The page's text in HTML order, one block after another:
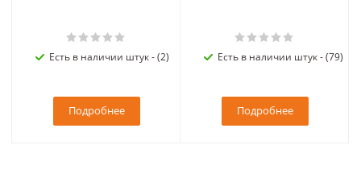
Есть в наличии штук - (2)
Подробнее
Есть в наличии штук - (79)
Подробнее